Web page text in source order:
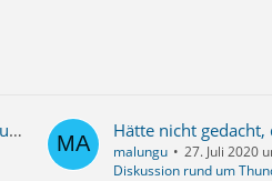
Kalender, Termine, Aufgaben und so... ich brauch das nicht...
malungu
27. Juli 2020
Diskussion rund um